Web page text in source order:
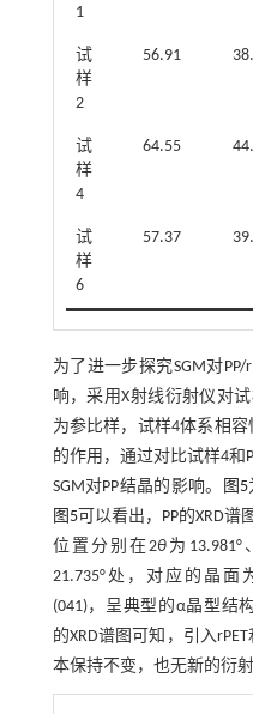
1
试
样
2
56.91
试
样
4
64.55
试
样
6
57.37
为了进一步探究SGM对
响，采用X射线衍射仪对
为参比样，试样4体系相
的作用，通过对比试样4和
SGM对PP结晶的影响。
图5
图5可以看出，PP的XRD
位置分别在2θ 为13.981°
21.735°处，对应的晶面
(041)，呈典型的α晶型结
的XRD谱图可知，引入
本保持不变，也无新的衍射